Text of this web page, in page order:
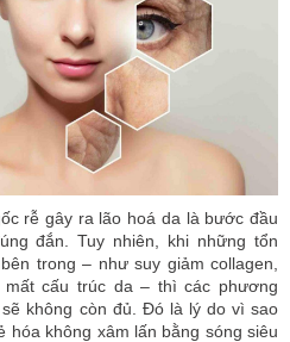
rễ gây ra lão hoá da là bước đầu
đắn. Tuy nhiên, khi những tổn
trong – như suy giảm collagen,
cấu trúc da – thì các phương
không còn đủ. Đó là lý do vì sao
hóa không xâm lấn bằng sóng siêu